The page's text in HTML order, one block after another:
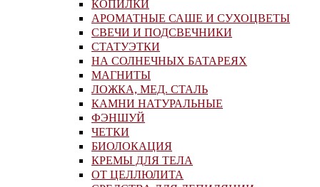
КОПИЛКИ
АРОМАТНЫЕ САШЕ И СУХОЦВЕТЫ
СВЕЧИ И ПОДСВЕЧНИКИ
СТАТУЭТКИ
НА СОЛНЕЧНЫХ БАТАРЕЯХ
МАГНИТЫ
ЛОЖКА, МЕД. СТАЛЬ
КАМНИ НАТУРАЛЬНЫЕ
ФЭНШУЙ
ЧЕТКИ
БИОЛОКАЦИЯ
КРЕМЫ ДЛЯ ТЕЛА
ОТ ЦЕЛЛЮЛИТА